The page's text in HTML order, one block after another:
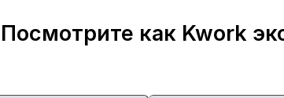
Посмотрите как Kwork